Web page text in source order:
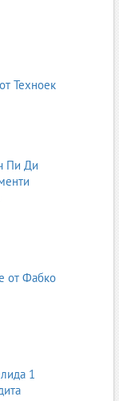
Техноек
Пи Ди
от Фабко
1